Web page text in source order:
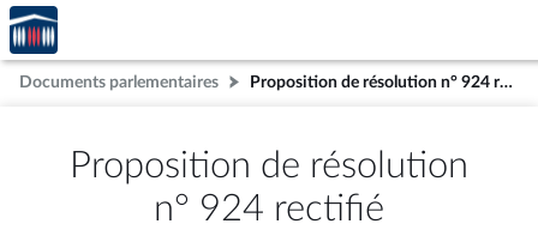
Aller au contenu
Aller en bas de la page
Accèder
à la
page
d'accueil
Documents parlementaires Proposition de résolution n° 924 rectifié
Proposition de résolution
n° 924 rectifié